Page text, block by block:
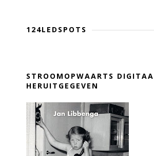
124LEDSPOTS
STROOMOPWAARTS
HERUITGEGEVEN